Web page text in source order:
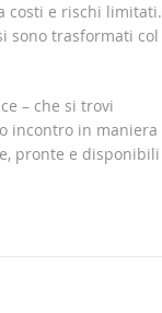
costi e rischi limitati.
sono trasformati col
– che si trovi
incontro in maniera
pronte e disponibili